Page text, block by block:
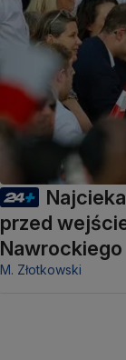
przed
Nawrockiego
M. Złotkowski